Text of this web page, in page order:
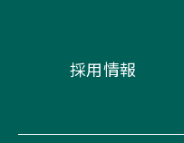
採用情報